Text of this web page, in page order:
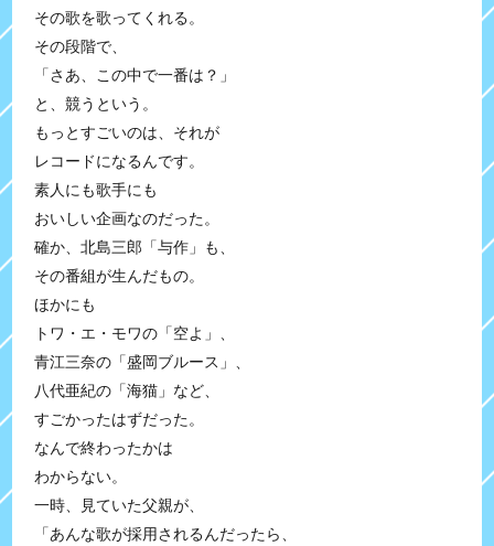
その歌を歌ってくれる。
その段階で、
「さあ、この中で一番は？」
と、競うという。
もっとすごいのは、それが
レコードになるんです。
素人にも歌手にも
おいしい企画なのだった。
確か、北島三郎「与作」も、
その番組が生んだもの。
ほかにも
トワ・エ・モワの「空よ」、
青江三奈の「盛岡ブルース」、
八代亜紀の「海猫」など、
すごかったはずだった。
なんで終わったかは
わからない。
一時、見ていた父親が、
「あんな歌が採用されるんだったら、